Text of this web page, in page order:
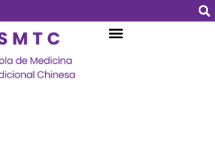
Login Assinar
Login